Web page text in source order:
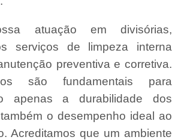
atuação em divisórias,
serviços de limpeza interna
preventiva e corretiva.
são fundamentais para
apenas a durabilidade dos
o desempenho ideal ao
Acreditamos que um ambiente